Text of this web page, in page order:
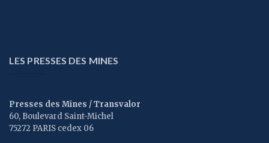
LES PRESSES DES MINES
Presses des Mines / Transvalor
60, Boulevard Saint-Michel
75272 PARIS cedex 06